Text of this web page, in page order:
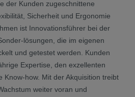
der Kunden zugeschnittene
Sicherheit und Ergonomie
ist Innovationsführer bei der
lösungen, die im eigenen
und getestet werden. Kunden
Expertise, den exzellenten
Know-how. Mit der Akquisition treibt
weiter voran und